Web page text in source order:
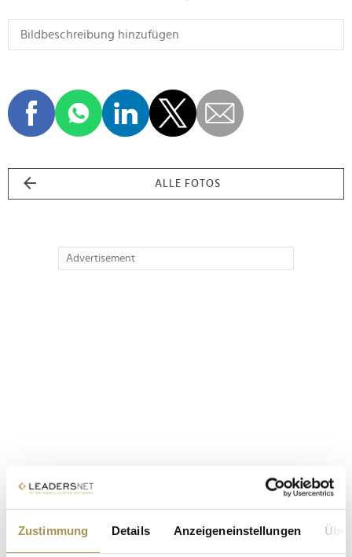
Zustimmung Details Anzeigeneinstellungen
ALLE FOTOS
Advertisement